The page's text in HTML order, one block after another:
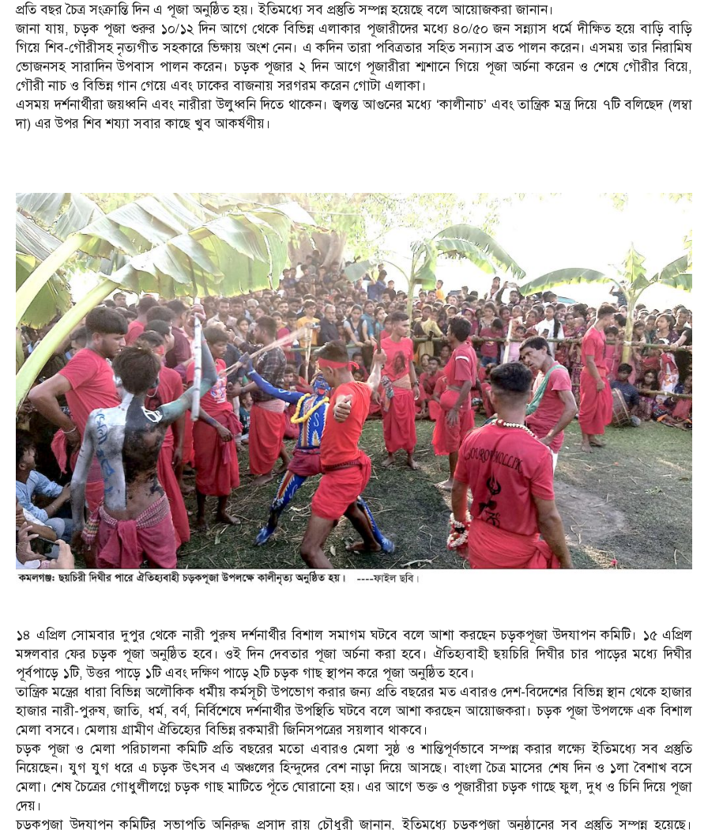
প্রতি বছর চৈত্র সংক্রান্তি দিন এ পূজা অনুষ্ঠিত হয়। ইতিমধ্যে সব প্রস্তুতি সম্পন্ন হয়েছে বলে আয়োজকরা জানান।
জানা যায়, চড়ক পূজা শুরুর ১০/১২ দিন আগে থেকে বিভিন্ন এলাকার পূজারীদের মধ্যে ৪০/৫০ জন সন্ন্যাস ধর্মে দীক্ষিত হয়ে বাড়ি বাড়ি
গিয়ে শিব-গৌরীসহ নৃত্যগীত সহকারে ভিক্ষায় অংশ নেন। এ কদিন তারা পবিত্রতার সহিত সন্যাস ব্রত পালন করেন। এসময় তার নিরামিষ
ভোজনসহ সারাদিন উপবাস পালন করেন। চড়ক পূজার ২ দিন আগে পূজারীরা শ্মশানে গিয়ে পূজা অর্চনা করেন ও শেষে গৌরীর বিয়ে,
গৌরী নাচ ও বিভিন্ন গান গেয়ে এবং ঢাকের বাজনায় সরগরম করেন গোটা এলাকা।
এসময় দর্শনার্থীরা জয়ধ্বনি এবং নারীরা উলুধ্বনি দিতে থাকেন। জ্বলন্ত আগুনের মধ্যে ‘কালীনাচ’ এবং তান্ত্রিক মন্ত্র দিয়ে ৭টি বলিছেদ (লম্বা
দা) এর উপর শিব শয্যা সবার কাছে খুব আকর্ষণীয়।
১৪ এপ্রিল সোমবার দুপুর থেকে নারী পুরুষ দর্শনার্থীর বিশাল সমাগম ঘটবে বলে আশা করছেন চড়কপূজা উদযাপন কমিটি। ১৫ এপ্রিল
মঙ্গলবার ফের চড়ক পূজা অনুষ্ঠিত হবে। ওই দিন দেবতার পূজা অর্চনা করা হবে। ঐতিহ্যবাহী ছয়চিরি দিঘীর চার পাড়ের মধ্যে দিঘীর
পূর্বপাড়ে ১টি, উত্তর পাড়ে ১টি এবং দক্ষিণ পাড়ে ২টি চড়ক গাছ স্থাপন করে পূজা অনুষ্ঠিত হবে।
তান্ত্রিক মন্ত্রের ধারা বিভিন্ন অলৌকিক ধর্মীয় কর্মসূচী উপভোগ করার জন্য প্রতি বছরের মত এবারও দেশ-বিদেশের বিভিন্ন স্থান থেকে হাজার
হাজার নারী-পুরুষ, জাতি, ধর্ম, বর্ণ, নির্বিশেষে দর্শনার্থীর উপস্থিতি ঘটবে বলে আশা করছেন আয়োজকরা। চড়ক পূজা উপলক্ষে এক বিশাল
মেলা বসবে। মেলায় গ্রামীণ ঐতিহ্যের বিভিন্ন রকমারী জিনিসপত্রের সয়লাব থাকবে।
চড়ক পূজা ও মেলা পরিচালনা কমিটি প্রতি বছরের মতো এবারও মেলা সুষ্ঠ ও শান্তিপূর্ণভাবে সম্পন্ন করার লক্ষ্যে ইতিমধ্যে সব প্রস্তুতি
নিয়েছেন। যুগ যুগ ধরে এ চড়ক উৎসব এ অঞ্চলের হিন্দুদের বেশ নাড়া দিয়ে আসছে। বাংলা চৈত্র মাসের শেষ দিন ও ১লা বৈশাখ বসে
মেলা। শেষ চৈত্রের গোধুলীলগ্নে চড়ক গাছ মাটিতে পূঁতে ঘোরানো হয়। এর আগে ভক্ত ও পূজারীরা চড়ক গাছে ফুল, দুধ ও চিনি দিয়ে পূজা
দেয়।
চড়কপূজা উদযাপন কমিটির সভাপতি অনিরুদ্ধ প্রসাদ রায় চৌধুরী জানান, ইতিমধ্যে চড়কপূজা অনুষ্ঠানের সব প্রস্তুতি সম্পন্ন হয়েছে।